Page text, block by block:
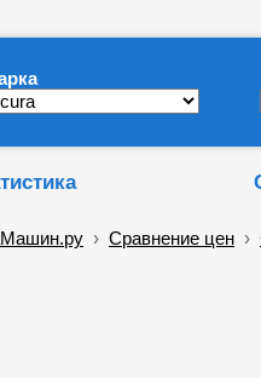
› Сравнение цен ›